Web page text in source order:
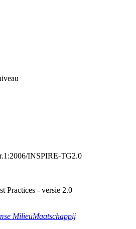
INSPIRE-TG2.0
Practices - versie 2.0
MilieuMaatschappij